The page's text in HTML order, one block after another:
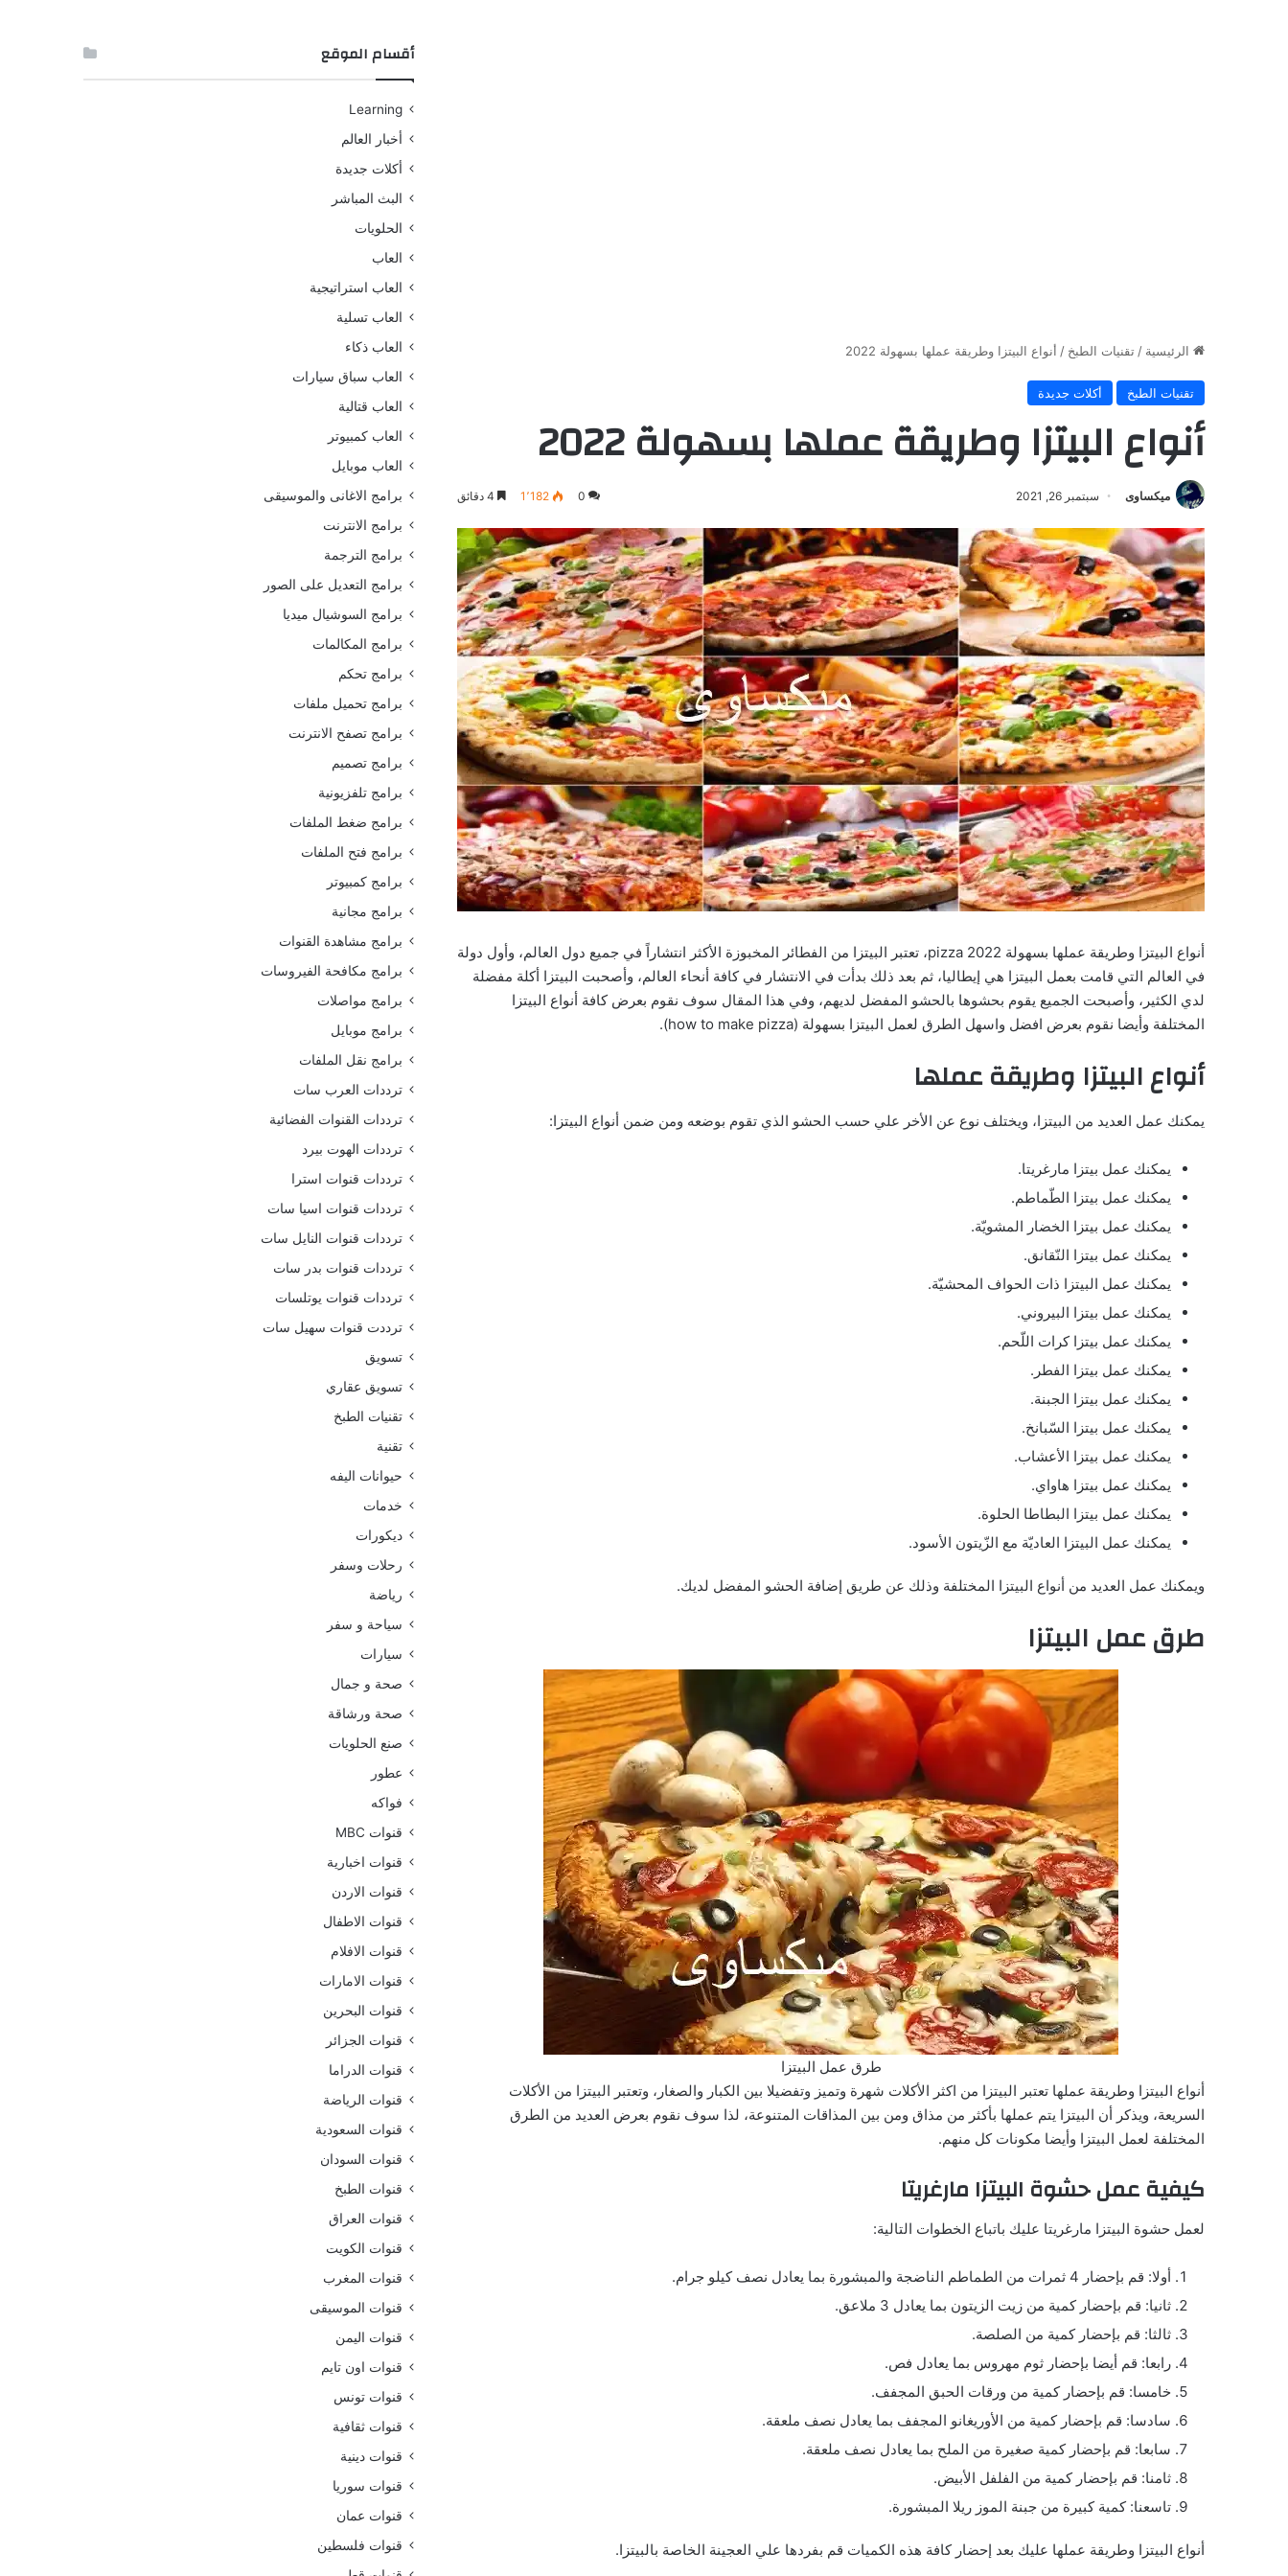
الرئيسية / تقنيات الطبخ / أنواع البيتزا وطريقة عملها بسهولة 2022
تقنيات الطبخ أكلات جديدة
أنواع البيتزا وطريقة عملها بسهولة 2022
ميكساوى سبتمبر 26, 2021 0 1٬182
أنواع البيتزا وطريقة عملها بسهولة 2022 pizza، تعتبر البيتزا من الفطائر المخبوزة الأكثر انتشاراً في جميع دول العالم، وأول دولة
في العالم التي قامت بعمل البيتزا هي إيطاليا، ثم بعد ذلك بدأت في الانتشار في كافة أنحاء العالم، وأصحبت البيتزا أكلة مفضلة
لدي الكثير، وأصبحت الجميع يقوم بحشوها بالحشو المفضل لديهم، وفي هذا المقال سوف نقوم بعرض كافة أنواع البيتزا
المختلفة وأيضا نقوم بعرض افضل واسهل الطرق لعمل البيتزا بسهولة (how to make pizza).
أنواع البيتزا وطريقة عملها
يمكنك عمل العديد من البيتزا، ويختلف نوع عن الأخر علي حسب الحشو الذي تقوم بوضعه ومن ضمن أنواع البيتزا:
يمكنك عمل بيتزا مارغريتا.
يمكنك عمل بيتزا الطّماطم.
يمكنك عمل بيتزا الخضار المشويّة.
يمكنك عمل بيتزا النّقانق.
يمكنك عمل البيتزا ذات الحواف المحشيّة.
يمكنك عمل بيتزا البيروني.
يمكنك عمل بيتزا كرات اللّحم.
يمكنك عمل بيتزا الفطر.
يمكنك عمل بيتزا الجبنة.
يمكنك عمل بيتزا السّبانخ.
يمكنك عمل بيتزا الأعشاب.
يمكنك عمل بيتزا هاواي.
يمكنك عمل بيتزا البطاطا الحلوة.
يمكنك عمل البيتزا العاديّة مع الزّيتون الأسود.
ويمكنك عمل العديد من أنواع البيتزا المختلفة وذلك عن طريق إضافة الحشو المفضل لديك.
طرق عمل البيتزا
طرق عمل البيتزا
أنواع البيتزا وطريقة عملها تعتبر البيتزا من اكثر الأكلات شهرة وتميز وتفضيلا بين الكبار والصغار، وتعتبر البيتزا من الأكلات
السريعة، ويذكر أن البيتزا يتم عملها بأكثر من مذاق ومن بين المذاقات المتنوعة، لذا سوف نقوم بعرض العديد من الطرق
المختلفة لعمل البيتزا وأيضا مكونات كل منهم.
كيفية عمل حشوة البيتزا مارغريتا
لعمل حشوة البيتزا مارغريتا عليك باتباع الخطوات التالية:
أولا: قم بإحضار 4 ثمرات من الطماطم الناضجة والمبشورة بما يعادل نصف كيلو جرام.
ثانيا: قم بإحضار كمية من زيت الزيتون بما يعادل 3 ملاعق.
ثالثا: قم بإحضار كمية من الصلصة.
رابعا: قم أيضا بإحضار ثوم مهروس بما يعادل فص.
خامسا: قم بإحضار كمية من ورقات الحبق المجفف.
سادسا: قم بإحضار كمية من الأوريغانو المجفف بما يعادل نصف ملعقة.
سابعا: قم بإحضار كمية صغيرة من الملح بما يعادل نصف ملعقة.
ثامنا: قم بإحضار كمية من الفلفل الأبيض.
تاسعنا: كمية كبيرة من جبنة الموز ريلا المبشورة.
أنواع البيتزا وطريقة عملها عليك بعد إحضار كافة هذه الكميات قم بفردها علي العجينة الخاصة بالبيتزا.
أقسام الموقع
Learning
أخبار العالم
أكلات جديدة
البث المباشر
الحلويات
العاب
العاب استراتيجية
العاب تسلية
العاب ذكاء
العاب سباق سيارات
العاب قتالية
العاب كمبيوتر
العاب موبايل
برامج الاغانى والموسيقى
برامج الانترنت
برامج الترجمة
برامج التعديل على الصور
برامج السوشيال ميديا
برامج المكالمات
برامج تحكم
برامج تحميل ملفات
برامج تصفح الانترنت
برامج تصميم
برامج تلفزيونية
برامج ضغط الملفات
برامج فتح الملفات
برامج كمبيوتر
برامج مجانية
برامج مشاهدة القنوات
برامج مكافحة الفيروسات
برامج مواصلات
برامج موبايل
برامج نقل الملفات
ترددات العرب سات
ترددات القنوات الفضائية
ترددات الهوت بيرد
ترددات قنوات استرا
ترددات قنوات اسيا سات
ترددات قنوات النايل سات
ترددات قنوات بدر سات
ترددات قنوات يوتلسات
ترددت قنوات سهيل سات
تسويق
تسويق عقاري
تقنيات الطبخ
تقنية
حيوانات اليفه
خدمات
ديكورات
رحلات وسفر
رياضة
سياحة و سفر
سيارات
صحة و جمال
صحة ورشاقة
صنع الحلويات
عطور
فواكه
قنوات MBC
قنوات اخبارية
قنوات الاردن
قنوات الاطفال
قنوات الافلام
قنوات الامارات
قنوات البحرين
قنوات الجزائر
قنوات الدراما
قنوات الرياضة
قنوات السعودية
قنوات السودان
قنوات الطبخ
قنوات العراق
قنوات الكويت
قنوات المغرب
قنوات الموسيقى
قنوات اليمن
قنوات اون تايم
قنوات تونس
قنوات ثقافية
قنوات دينية
قنوات سوريا
قنوات عمان
قنوات فلسطين